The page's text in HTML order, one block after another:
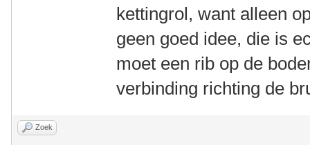
kettingrol, want alleen
geen goed idee, die is
moet een rib op de
verbinding richting de
Zoek